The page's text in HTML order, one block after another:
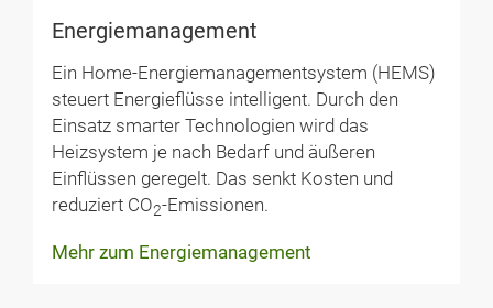
Energiemanagement
Ein Home-Energiemanagementsystem (HEMS)
steuert Energieflüsse intelligent. Durch den
Einsatz smarter Technologien wird das
Heizsystem je nach Bedarf und äußeren
Einflüssen geregelt. Das senkt Kosten und
reduziert CO2-Emissionen.
Mehr zum Energiemanagement